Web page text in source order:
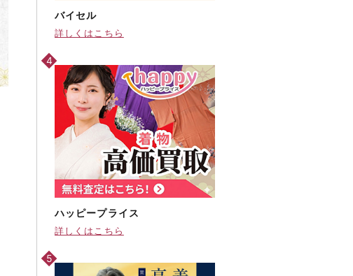
バイセル
詳しくはこちら
ハッピープライス
詳しくはこちら